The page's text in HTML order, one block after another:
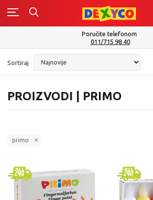
0
Poručite telefonom
011/715 98 40
PROIZVODI | PRIMO
Sortiraj
primo